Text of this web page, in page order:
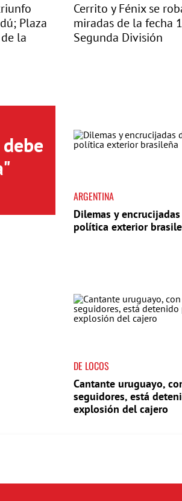
Plaza
la
Cerrito y Fénix se
miradas de la fecha
Segunda División
ARGENTINA
Dilemas y
política exterior
DE LOCOS
Cantante uruguayo,
seguidores, está
explosión del cajero